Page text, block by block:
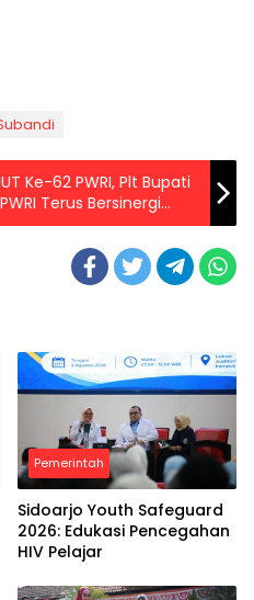
Ke-62 PWRI, Plt Bupati
Terus Bersinergi
Sidoarjo
Pemerintah
Sidoarjo Youth Safeguard
2026: Edukasi Pencegahan
HIV Pelajar